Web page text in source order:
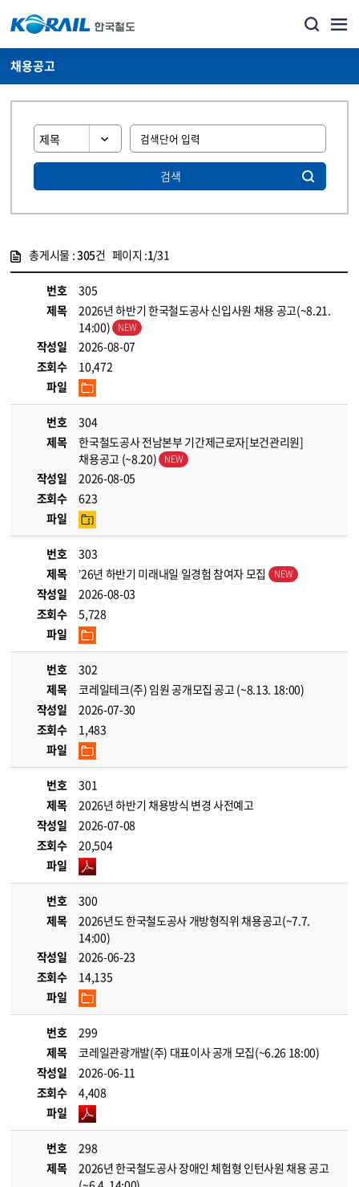
채용공고
검색
총게시물 :305건 페이지 :1/31
번호
305
제목
2026년 하반기 한국철도공사 신입사원 채용 공고(~8.21.
14:00)
작성일
2026-08-07
조회수
10,472
파일
번호
304
제목
한국철도공사 전남본부 기간제근로자[보건관리원]
채용공고 (~8.20)
작성일
2026-08-05
조회수
623
파일
번호
303
제목
’26년 하반기 미래내일 일경험 참여자 모집
작성일
2026-08-03
조회수
5,728
파일
번호
302
제목
코레일테크(주) 임원 공개모집 공고 (~8.13. 18:00)
작성일
2026-07-30
조회수
1,483
파일
번호
301
제목
2026년 하반기 채용방식 변경 사전예고
작성일
2026-07-08
조회수
20,504
파일
번호
300
제목
2026년도 한국철도공사 개방형직위 채용공고(~7.7.
14:00)
작성일
2026-06-23
조회수
14,135
파일
번호
299
제목
코레일관광개발(주) 대표이사 공개 모집(~6.26 18:00)
작성일
2026-06-11
조회수
4,408
파일
번호
298
제목
2026년 한국철도공사 장애인 체험형 인턴사원 채용 공고